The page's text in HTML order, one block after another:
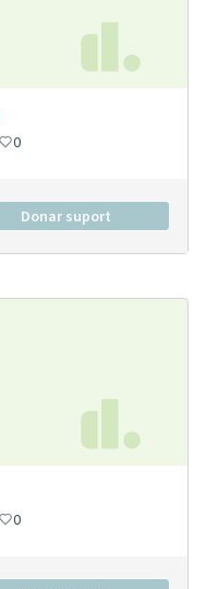
0
Donar suport
0